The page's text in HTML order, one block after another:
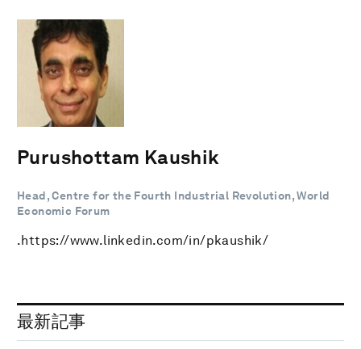
Purushottam Kaushik
Head, Centre for the Fourth Industrial Revolution, World
Economic Forum
.https://www.linkedin.com/in/pkaushik/
最新記事